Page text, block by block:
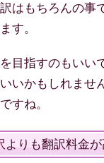
はもちろんの事
す。
目指すのもいい
いかもしれませ
すね。
よりも翻訳料金